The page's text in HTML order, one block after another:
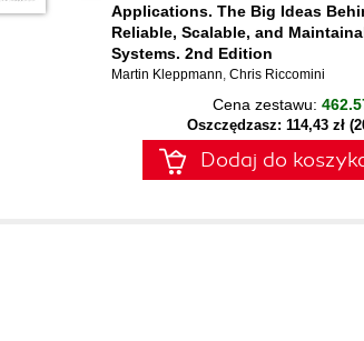
Applications. The Big Ideas
Reliable, Scalable, and
Systems. 2nd Edition
Martin Kleppmann, Chris Riccomini
Cena zestawu:
Oszczędzasz: 114,43 zł
Dodaj do